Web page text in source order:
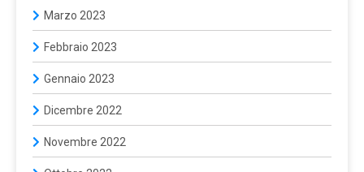
Marzo 2023
Febbraio 2023
Gennaio 2023
Dicembre 2022
Novembre 2022